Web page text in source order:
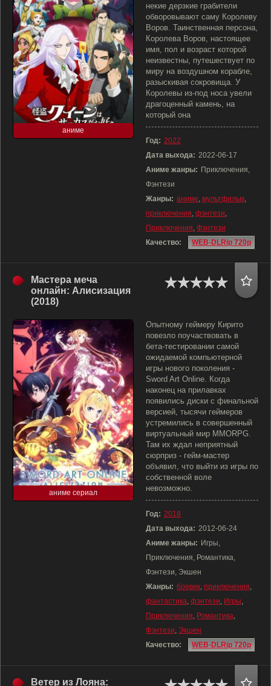
аниме
некие дерзкие грабители
обворовывают саму Королеву
Воров. Таинственная персона,
Королева Воров, настоящее
имя, пол и возраст которой
неизвестны, путешествует по
миру на воздушном корабле,
разыскивая сокровища. У
Королевы из-под носа увели
драгоценный камень, на
который она
Год: 2022
Дата выхода: 2022-06-17
Аниме жанры: Приключения,
Фэнтези
Жанры: аниме, мультфильм,
приключения, фэнтези,
Приключения, Фэнтези
Качество:
WEB-DLRip 720p
Мастера меча
онлайн: Алисизация
(2018)
аниме сериал
Опытному геймеру Кирито
повезло поучаствовать в
бета-тестировании самой
ожидаемой компьютерной
игры нового поколения -
Sword Art Online. Когда
наконец на прилавках
появились диски с финальной
версией, тысячи геймеров
устремились в совершенный
виртуальный мир MMORPG.
Там их ждал неприятный
сюрприз - гейм-мастер
объявил, что выйти из игры по
собственной воле
невозможно.
Год: 2018
Дата выхода: 2012-06-24
Аниме жанры: Игры,
Приключения, Романтика,
Фэнтези, Экшен
Жанры: боевик, приключения,
фантастика, фэнтези, Игры,
Приключения, Романтика,
Фэнтези, Экшен
Качество:
WEB-DLRip 720p
Ветер из Лояна: